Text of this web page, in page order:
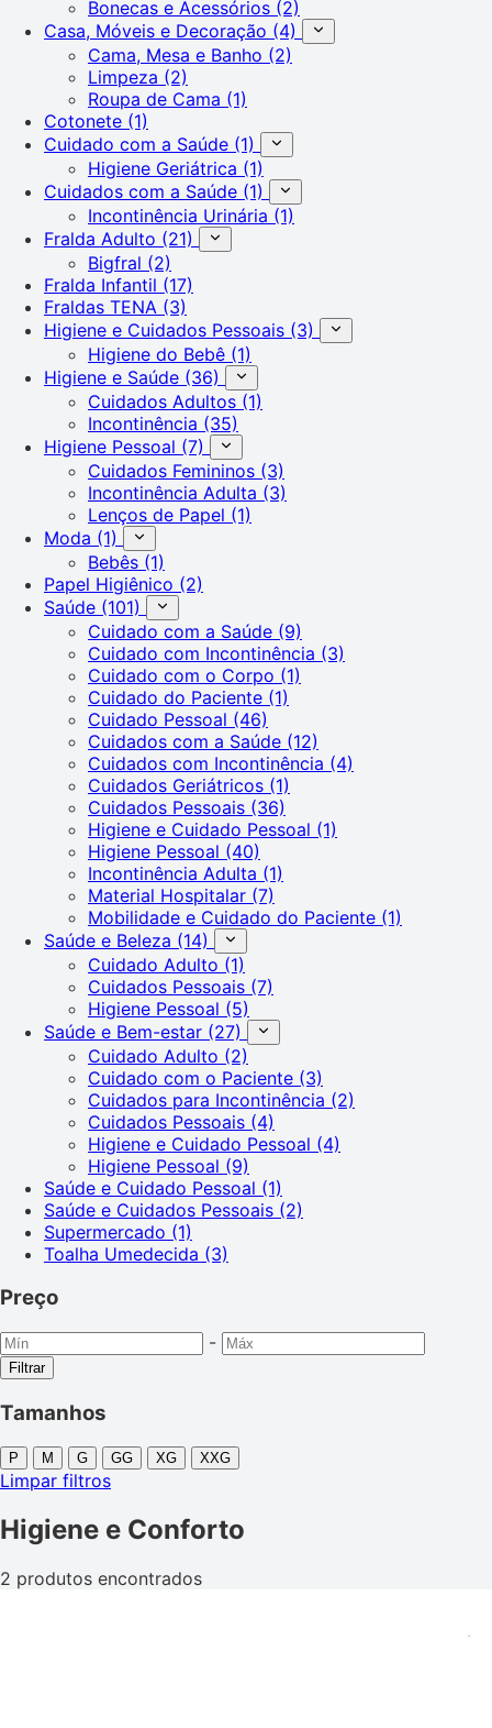
Bonecas e Acessórios (2)
Casa, Móveis e Decoração (4)
Cama, Mesa e Banho (2)
Limpeza (2)
Roupa de Cama (1)
Cotonete (1)
Cuidado com a Saúde (1)
Higiene Geriátrica (1)
Cuidados com a Saúde (1)
Incontinência Urinária (1)
Fralda Adulto (21)
Bigfral (2)
Fralda Infantil (17)
Fraldas TENA (3)
Higiene e Cuidados Pessoais (3)
Higiene do Bebê (1)
Higiene e Saúde (36)
Cuidados Adultos (1)
Incontinência (35)
Higiene Pessoal (7)
Cuidados Femininos (3)
Incontinência Adulta (3)
Lenços de Papel (1)
Moda (1)
Bebês (1)
Papel Higiênico (2)
Saúde (101)
Cuidado com a Saúde (9)
Cuidado com Incontinência (3)
Cuidado com o Corpo (1)
Cuidado do Paciente (1)
Cuidado Pessoal (46)
Cuidados com a Saúde (12)
Cuidados com Incontinência (4)
Cuidados Geriátricos (1)
Cuidados Pessoais (36)
Higiene e Cuidado Pessoal (1)
Higiene Pessoal (40)
Incontinência Adulta (1)
Material Hospitalar (7)
Mobilidade e Cuidado do Paciente (1)
Saúde e Beleza (14)
Cuidado Adulto (1)
Cuidados Pessoais (7)
Higiene Pessoal (5)
Saúde e Bem-estar (27)
Cuidado Adulto (2)
Cuidado com o Paciente (3)
Cuidados para Incontinência (2)
Cuidados Pessoais (4)
Higiene e Cuidado Pessoal (4)
Higiene Pessoal (9)
Saúde e Cuidado Pessoal (1)
Saúde e Cuidados Pessoais (2)
Supermercado (1)
Toalha Umedecida (3)
Preço
-
Filtrar
Tamanhos
P M G GG XG XXG
Limpar filtros
Higiene e Conforto
2 produtos encontrados